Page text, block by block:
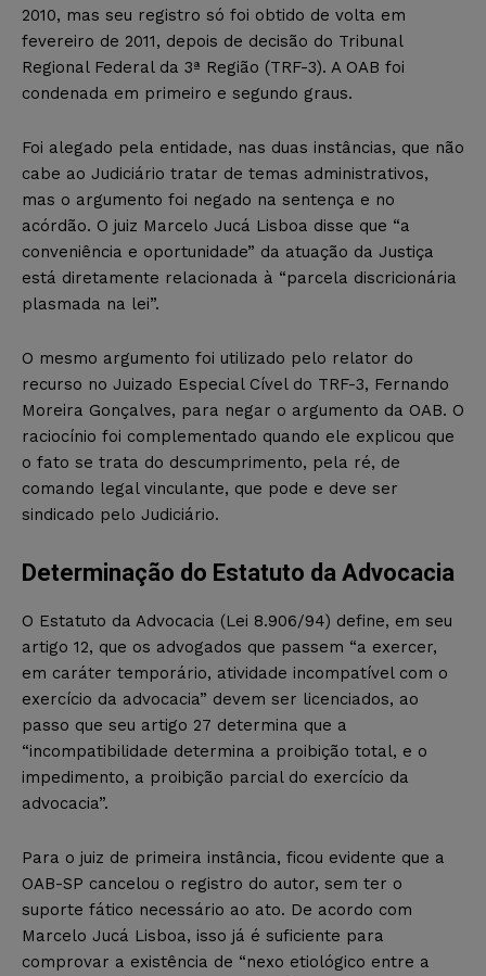
2010, mas seu registro só foi obtido de volta em
fevereiro de 2011, depois de decisão do Tribunal
Regional Federal da 3ª Região (TRF-3). A OAB foi
condenada em primeiro e segundo graus.
Foi alegado pela entidade, nas duas instâncias, que não
cabe ao Judiciário tratar de temas administrativos,
mas o argumento foi negado na sentença e no
acórdão. O juiz Marcelo Jucá Lisboa disse que “a
conveniência e oportunidade” da atuação da Justiça
está diretamente relacionada à “parcela discricionária
plasmada na lei”.
O mesmo argumento foi utilizado pelo relator do
recurso no Juizado Especial Cível do TRF-3, Fernando
Moreira Gonçalves, para negar o argumento da OAB. O
raciocínio foi complementado quando ele explicou que
o fato se trata do descumprimento, pela ré, de
comando legal vinculante, que pode e deve ser
sindicado pelo Judiciário.
Determinação do Estatuto da Advocacia
O Estatuto da Advocacia (Lei 8.906/94) define, em seu
artigo 12, que os advogados que passem “a exercer,
em caráter temporário, atividade incompatível com o
exercício da advocacia” devem ser licenciados, ao
passo que seu artigo 27 determina que a
“incompatibilidade determina a proibição total, e o
impedimento, a proibição parcial do exercício da
advocacia”.
Para o juiz de primeira instância, ficou evidente que a
OAB-SP cancelou o registro do autor, sem ter o
suporte fático necessário ao ato. De acordo com
Marcelo Jucá Lisboa, isso já é suficiente para
comprovar a existência de “nexo etiológico entre a